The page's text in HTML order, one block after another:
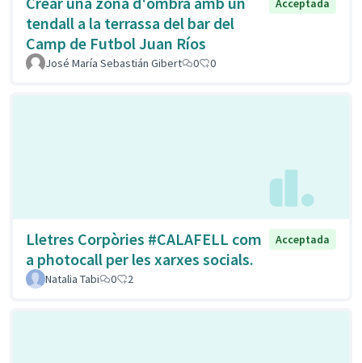
tendall a la terrassa del bar del
Camp de Futbol Juan Ríos
José María Sebastián Gibert 0 0
Lletres Corpòries #CALAFELL com
a photocall per les xarxes socials.
Acceptada
Natalia Tabi 0 2